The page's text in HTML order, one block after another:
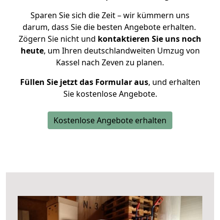
Sparen Sie sich die Zeit – wir kümmern uns
darum, dass Sie die besten Angebote erhalten.
Zögern Sie nicht und kontaktieren Sie uns noch
heute, um Ihren deutschlandweiten Umzug von
Kassel nach Zeven zu planen.
Füllen Sie jetzt das Formular aus, und erhalten
Sie kostenlose Angebote.
Kostenlose Angebote erhalten